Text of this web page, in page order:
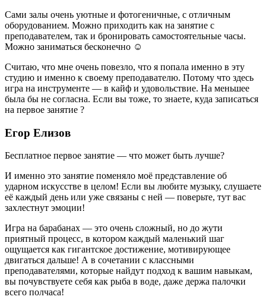
Сами залы очень уютные и фотогеничные, с отличным
оборудованием. Можно приходить как на занятие с
преподавателем, так и бронировать самостоятельные часы.
Можно заниматься бесконечно ☺️
Считаю, что мне очень повезло, что я попала именно в эту
студию и именно к своему преподавателю. Потому что здесь
игра на инструменте — в кайф и удовольствие. На меньшее
была бы не согласна. Если вы тоже, то знаете, куда записаться
на первое занятие ?
Егор Елизов
Бесплатное первое занятие — что может быть лучше?
И именно это занятие поменяло моё представление об
ударном искусстве в целом! Если вы любите музыку, слушаете
её каждый день или уже связаны с ней — поверьте, тут вас
захлестнут эмоции!
Игра на барабанах — это очень сложный, но до жути
приятный процесс, в котором каждый маленький шаг
ощущается как гигантское достижение, мотивирующее
двигаться дальше! А в сочетании с классными
преподавателями, которые найдут подход к вашим навыкам,
вы почувствуете себя как рыба в воде, даже держа палочки
всего полчаса!